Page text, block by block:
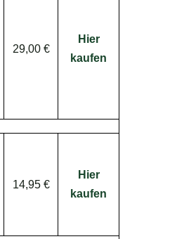
29,00 €
Hier
kaufen
14,95 €
Hier
kaufen